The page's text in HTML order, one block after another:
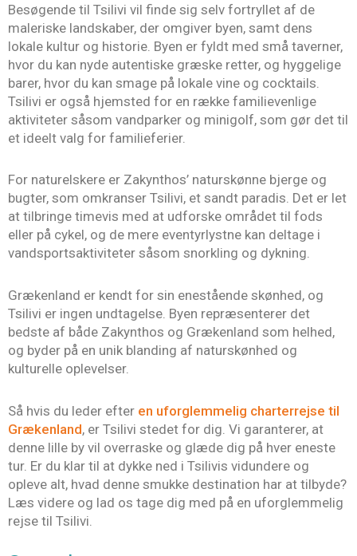
Besøgende til Tsilivi vil finde sig selv fortryllet af de
maleriske landskaber, der omgiver byen, samt dens
lokale kultur og historie. Byen er fyldt med små taverner,
hvor du kan nyde autentiske græske retter, og hyggelige
barer, hvor du kan smage på lokale vine og cocktails.
Tsilivi er også hjemsted for en række familievenlige
aktiviteter såsom vandparker og minigolf, som gør det til
et ideelt valg for familieferier.
For naturelskere er Zakynthos’ naturskønne bjerge og
bugter, som omkranser Tsilivi, et sandt paradis. Det er let
at tilbringe timevis med at udforske området til fods
eller på cykel, og de mere eventyrlystne kan deltage i
vandsportsaktiviteter såsom snorkling og dykning.
Grækenland er kendt for sin enestående skønhed, og
Tsilivi er ingen undtagelse. Byen repræsenterer det
bedste af både Zakynthos og Grækenland som helhed,
og byder på en unik blanding af naturskønhed og
kulturelle oplevelser.
Så hvis du leder efter en uforglemmelig charterrejse til
Grækenland, er Tsilivi stedet for dig. Vi garanterer, at
denne lille by vil overraske og glæde dig på hver eneste
tur. Er du klar til at dykke ned i Tsilivis vidundere og
opleve alt, hvad denne smukke destination har at tilbyde?
Læs videre og lad os tage dig med på en uforglemmelig
rejse til Tsilivi.